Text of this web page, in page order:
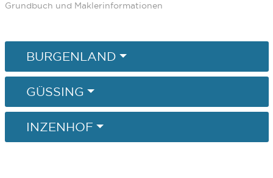
Grundbuch und Maklerinformationen
BURGENLAND
GÜSSING
INZENHOF